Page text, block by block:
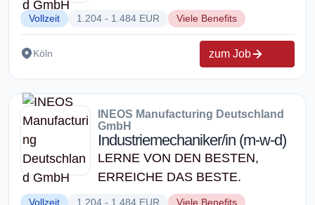
Vollzeit 1.204 - 1.484 EUR Viele Benefits
Köln zum Job
INEOS Manufacturing Deutschland
GmbH
Industriemechaniker/in (m-w-d)
LERNE VON DEN BESTEN,
ERREICHE DAS BESTE.
Vollzeit 1.204 - 1.484 EUR Viele Benefits